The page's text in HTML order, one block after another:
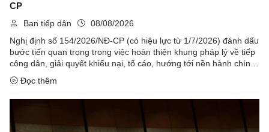
CP
Ban tiếp dân
08/08/2026
Nghị định số 154/2026/NĐ-CP (có hiệu lực từ 1/7/2026) đánh dấu
bước tiến quan trọng trong việc hoàn thiện khung pháp lý về tiếp
công dân, giải quyết khiếu nại, tố cáo, hướng tới nền hành chính
minh bạch và gần dân. Trọng tâm của nghị định tập trung ...
Đọc thêm